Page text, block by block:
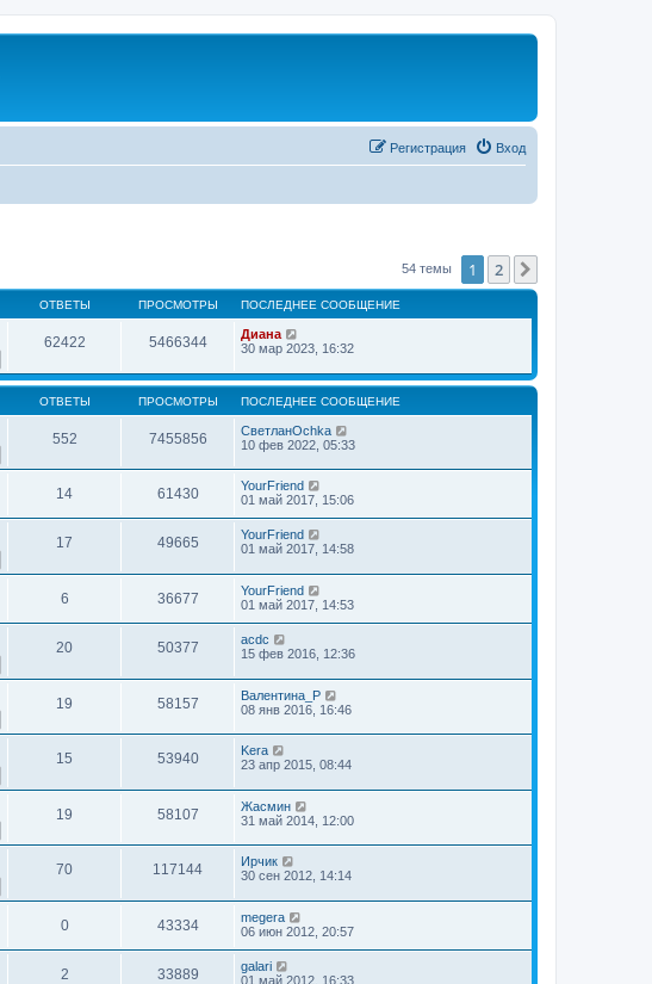
Вход
Регистрация
54 темы 1 2
ОТВЕТЫ ПРОСМОТРЫ ПОСЛЕДНЕЕ СООБЩЕНИЕ
62422 5466344
Диана
30 мар 2023, 16:32
ОТВЕТЫ ПРОСМОТРЫ ПОСЛЕДНЕЕ СООБЩЕНИЕ
552 7455856
СветланOchka
10 фев 2022, 05:33
14 61430
YourFriend
01 май 2017, 15:06
17 49665
YourFriend
01 май 2017, 14:58
6 36677
YourFriend
01 май 2017, 14:53
20 50377
acdc
15 фев 2016, 12:36
19 58157
Валентина_Р
08 янв 2016, 16:46
15 53940
Kera
23 апр 2015, 08:44
19 58107
Жасмин
31 май 2014, 12:00
70 117144
Ирчик
30 сен 2012, 14:14
0 43334
megera
06 июн 2012, 20:57
2 33889
galari
01 май 2012, 16:33